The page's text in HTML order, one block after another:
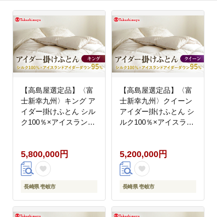
【高島屋選定品】〈富
士新幸九州〉キング ア
イダー掛けふとん シル
ク100％×アイスランド
羽毛布団 アイダー
[JFJ048] 580万
6000000 6000000円
600万円
5,800,000円
長崎県 壱岐市
【高島屋選定品】〈富
士新幸九州〉クイーン
アイダー掛けふとん シ
ルク100％×アイスラン
羽毛布団 アイダー
[JFJ047] 520万
5000000 5000000円
500万円
5,200,000円
長崎県 壱岐市